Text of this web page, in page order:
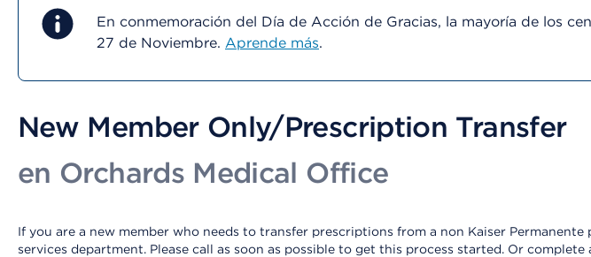
En conmemoración del Día de Acción de Gracias, la mayoría de los
27 de Noviembre. Aprende más.
New Member Only/Prescription Transfer
en Orchards Medical Office
If you are a new member who needs to transfer prescriptions from a non Kaiser
services department. Please call as soon as possible to get this process started. Or